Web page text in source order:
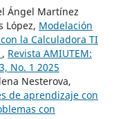
Ángel Martínez
López, Modelación
la Calculadora TI
, Revista AMIUTEM:
No. 1 2025
Nesterova,
de aprendizaje con
con